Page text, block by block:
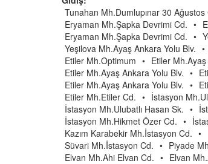
Tunahan Mh.Dumlupınar 30 Ağustos
Eryaman Mh.Şapka Devrimi Cd. •
Eryaman Mh.Şapka Devrimi Cd. •
Yeşilova Mh.Ayaş Ankara Yolu Blv. •
Etiler Mh.Optimum • Etiler
Etiler Mh.Ayaş Ankara Yolu Blv. •
Etiler Mh.Ayaş Ankara Yolu Blv. •
Etiler Mh.Etiler Cd. • İstasyon
İstasyon Mh.Ulubatlı Hasan Sk. •
İstasyon Mh.Hikmet Özer Cd. •
Kazım Karabekir Mh.İstasyon Cd. •
Süvari Mh.İstasyon Cd. • Piyade
Elvan Mh.Ahi Elvan Cd. • Elvan